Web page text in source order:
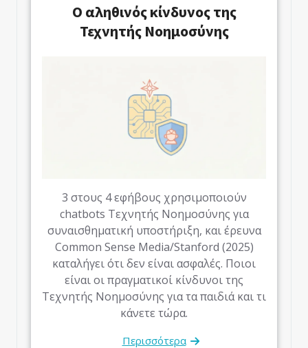
Ο αληθινός κίνδυνος της
Τεχνητής Νοημοσύνης
3 στους 4 εφήβους χρησιμοποιούν
chatbots Τεχνητής Νοημοσύνης για
συναισθηματική υποστήριξη, και έρευνα
Common Sense Media/Stanford (2025)
καταλήγει ότι δεν είναι ασφαλές. Ποιοι
είναι οι πραγματικοί κίνδυνοι της
Τεχνητής Νοημοσύνης για τα παιδιά και τι
κάνετε τώρα.
Περισσότερα